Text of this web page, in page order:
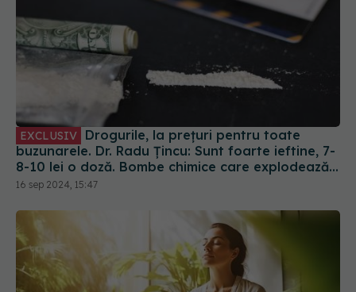
EXCLUSIV
buzunarele. Dr. Radu Țincu: Sunt foarte ieftine, 7-
8-10 lei o doză. Bombe chimice care explodează
creierul
16 sep 2024, 15:47